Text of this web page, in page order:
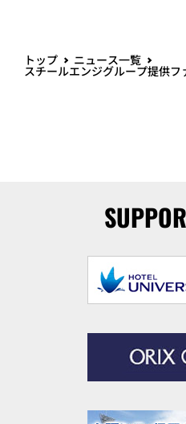
トップ ニュース一覧
スチールエンジグループ提供